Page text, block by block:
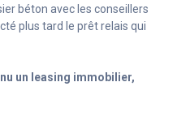
nous a permis de réaliser notre
immobilier avec sérénité quelques
Si Sébastien, Sarah et Sacha ont